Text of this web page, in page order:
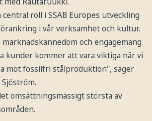
roll i SSAB Europes utveckling
i vår verksamhet och kultur.
och engagemang
kunder kommer att vara viktiga när vi
mot fossilfri stålproduktion", säger
Sjöström.
omsättningsmässigt största av